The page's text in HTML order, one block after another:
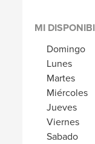
MI
Domingo
Lunes
Martes
Miércoles
Jueves
Viernes
Sabado